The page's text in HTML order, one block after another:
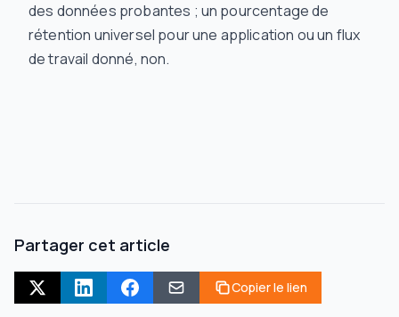
des données probantes ; un pourcentage de
rétention universel pour une application ou un flux
de travail donné, non.
Partager cet article
Copier le lien